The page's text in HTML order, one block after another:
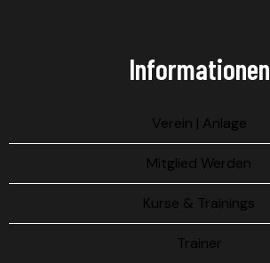
Informationen
Verein | Anlage
Mitglied Werden
Kurse & Trainings
Trainer